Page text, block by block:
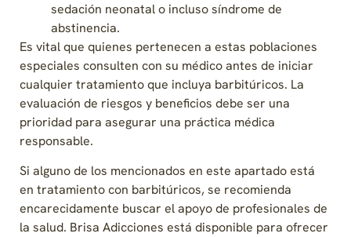
sedación neonatal o incluso síndrome de
abstinencia.
Es vital que quienes pertenecen a estas poblaciones
especiales consulten con su médico antes de iniciar
cualquier tratamiento que incluya barbitúricos. La
evaluación de riesgos y beneficios debe ser una
prioridad para asegurar una práctica médica
responsable.
Si alguno de los mencionados en este apartado está
en tratamiento con barbitúricos, se recomienda
encarecidamente buscar el apoyo de profesionales de
la salud. Brisa Adicciones está disponible para ofrecer